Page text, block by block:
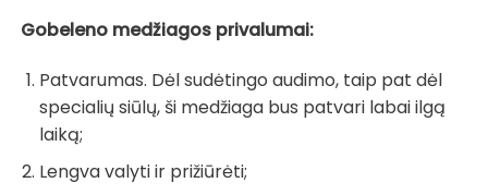
Gobeleno medžiagos privalumai:
Patvarumas. Dėl sudėtingo audimo, taip pat dėl
specialių siūlų, ši medžiaga bus patvari labai ilgą
laiką;
Lengva valyti ir prižiūrėti;